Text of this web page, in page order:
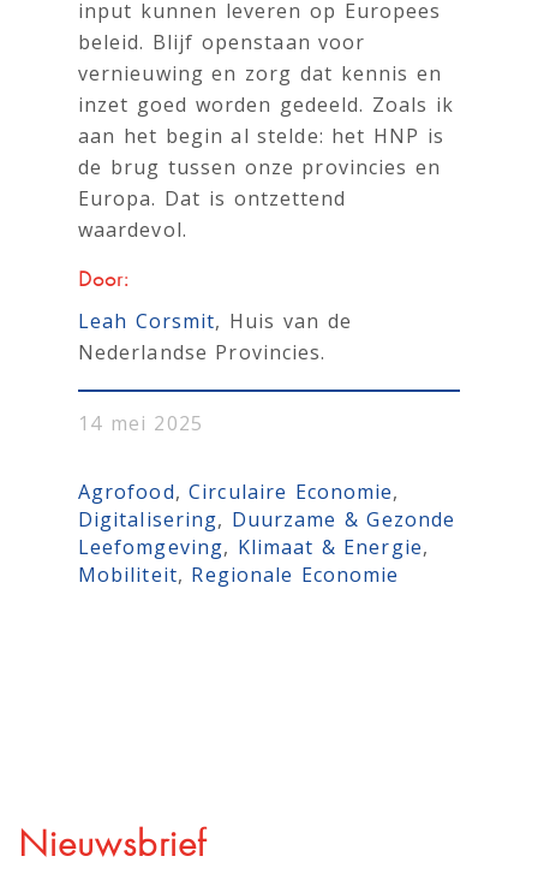
input kunnen leveren op Europees
beleid. Blijf openstaan voor
vernieuwing en zorg dat kennis en
inzet goed worden gedeeld. Zoals ik
aan het begin al stelde: het HNP is
de brug tussen onze provincies en
Europa. Dat is ontzettend
waardevol.
Door:
Leah Corsmit, Huis van de
Nederlandse Provincies.
14 mei 2025
Agrofood, Circulaire Economie
Digitalisering, Duurzame & Gezonde
Leefomgeving, Klimaat & Energie
Mobiliteit, Regionale Economie
Nieuwsbrief